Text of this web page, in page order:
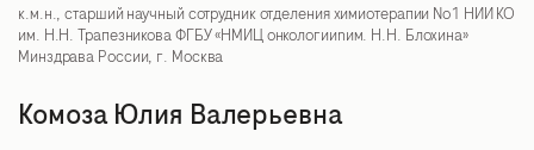
к.м.н., старший научный сотрудник отделения химиотерапии No1 НИИ КО
им. Н.Н. Трапезникова ФГБУ «НМИЦ онкологииnим. Н.Н. Блохина»
Минздрава России, г. Москва
Комоза Юлия Валерьевна